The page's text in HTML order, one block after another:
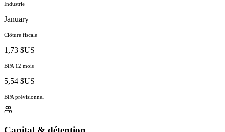
Industrie
January
Clôture fiscale
1,73 $US
BPA 12 mois
5,54 $US
BPA prévisionnel